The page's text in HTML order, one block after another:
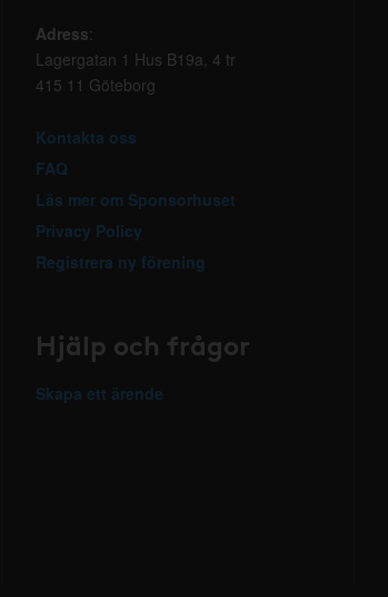
Adress:
Lagergatan 1 Hus B19a, 4 tr
415 11 Göteborg
Kontakta oss
FAQ
Läs mer om Sponsorhuset
Privacy Policy
Registrera ny förening
Hjälp och frågor
Skapa ett ärende